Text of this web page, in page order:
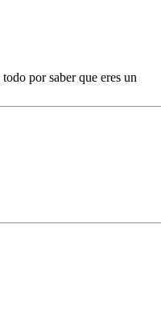
por saber que eres un